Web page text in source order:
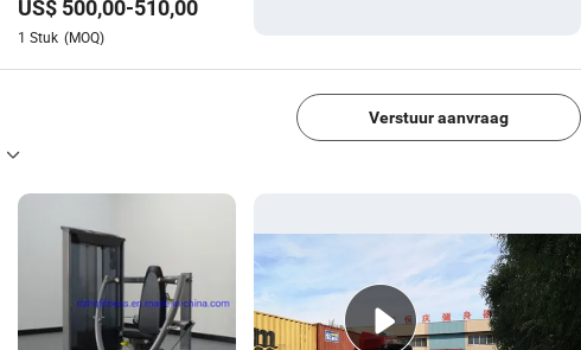
Super 45 Graad Leg Press
Dubbel Systeem Machine
US$ 500,00-510,00
1 Stuk (MOQ)
Verstuur aanvraag